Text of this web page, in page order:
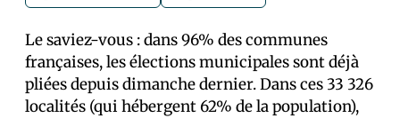
Le saviez-vous : dans 96% des communes
françaises, les élections municipales sont déjà
pliées depuis dimanche dernier. Dans ces 33 326
localités (qui hébergent 62% de la population),